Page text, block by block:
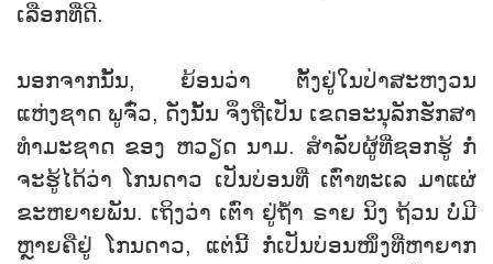
ເລືອກທີ່ດີ.
ນອກຈາກນັ້ນ, ຍ້ອນວ່າ ຕັ້ງຢູ່ໃນປ່າສະຫງວນ
ແຫ່ງຊາດ ພູຈົ໋ວ, ດັ່ງນັ້ນ ຈິ່ງຖືເປັນ ເຂດອະນຸລັກຮັກສາ
ທຳມະຊາດ ຂອງ ຫວຽດ ນາມ. ສຳລັບຜູ້ທີ່ຊອກຮູ້ ກໍ່
ຈະຮູ້ໄດ້ວ່າ ໂກນດາວ ເປັນບ່ອນທີ່ ເຕົ່າທະເລ ມາແຜ່
ຂະຫຍາຍພັນ. ເຖິງວ່າ ເຕົ່າ ຢູ່ຖ້ຳ ຣາຍ ນິງ ຖ້ວນ ບໍ່ມີ
ຫຼາຍຄືຢູ່ ໂກນດາວ, ແຕ່ນີ້ ກໍ່ເປັນບ່ອນໜຶ່ງທີ່ຫາຍາກ